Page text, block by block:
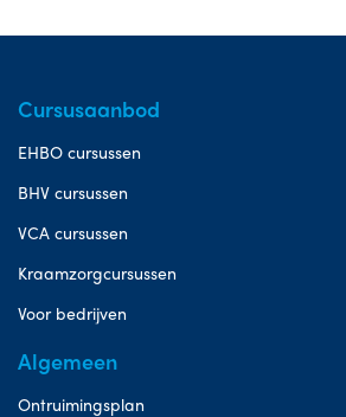
Cursusaanbod
EHBO cursussen
BHV cursussen
VCA cursussen
Kraamzorgcursussen
Voor bedrijven
Algemeen
Ontruimingsplan